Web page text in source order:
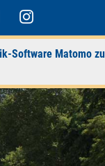
Software Matomo